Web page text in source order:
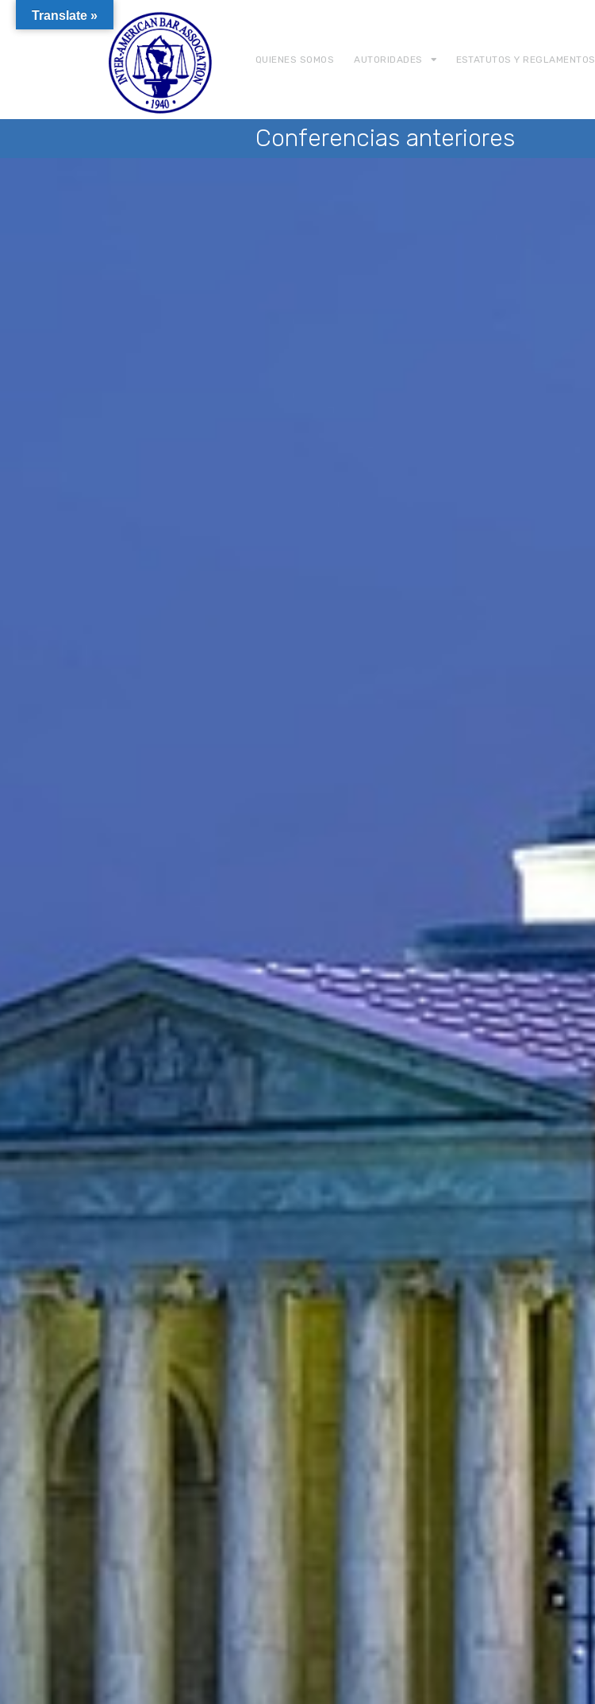
QUIENES SOMOS AUTORIDADES ESTATUTOS Y REGLAMENTOS
Conferencias anteriores
Translate »